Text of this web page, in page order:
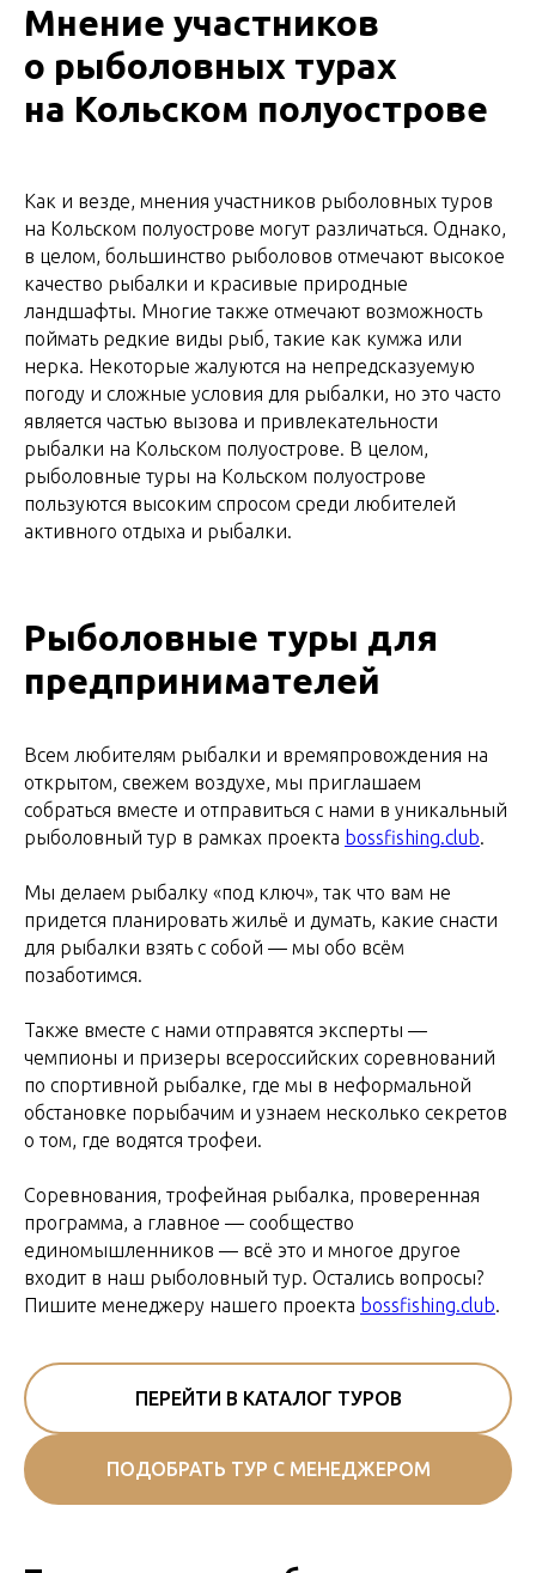
Мнение участников
о рыболовных турах
на Кольском полуострове
Как и везде, мнения участников рыболовных туров
на Кольском полуострове могут различаться. Однако,
в целом, большинство рыболовов отмечают высокое
качество рыбалки и красивые природные
ландшафты. Многие также отмечают возможность
поймать редкие виды рыб, такие как кумжа или
нерка. Некоторые жалуются на непредсказуемую
погоду и сложные условия для рыбалки, но это часто
является частью вызова и привлекательности
рыбалки на Кольском полуострове. В целом,
рыболовные туры на Кольском полуострове
пользуются высоким спросом среди любителей
активного отдыха и рыбалки.
Рыболовные туры для
предпринимателей
Всем любителям рыбалки и времяпровождения на
открытом, свежем воздухе, мы приглашаем
собраться вместе и отправиться с нами в уникальный
рыболовный тур в рамках проекта bossfishing.club.
Мы делаем рыбалку «под ключ», так что вам не
придется планировать жильё и думать, какие снасти
для рыбалки взять с собой — мы обо всём
позаботимся.
Также вместе с нами отправятся эксперты —
чемпионы и призеры всероссийских соревнований
по спортивной рыбалке, где мы в неформальной
обстановке порыбачим и узнаем несколько секретов
о том, где водятся трофеи.
Соревнования, трофейная рыбалка, проверенная
программа, а главное — сообщество
единомышленников — всё это и многое другое
входит в наш рыболовный тур. Остались вопросы?
Пишите менеджеру нашего проекта bossfishing.club.
ПЕРЕЙТИ В КАТАЛОГ ТУРОВ
ПОДОБРАТЬ ТУР С МЕНЕДЖЕРОМ